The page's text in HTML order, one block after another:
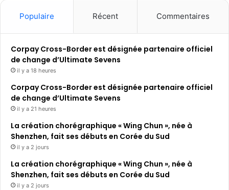
Populaire Récent Commentaires
Corpay Cross-Border est désignée partenaire officiel
de change d’Ultimate Sevens
il y a 18 heures
Corpay Cross-Border est désignée partenaire officiel
de change d’Ultimate Sevens
il y a 21 heures
La création chorégraphique « Wing Chun », née à
Shenzhen, fait ses débuts en Corée du Sud
il y a 2 jours
La création chorégraphique « Wing Chun », née à
Shenzhen, fait ses débuts en Corée du Sud
il y a 2 jours